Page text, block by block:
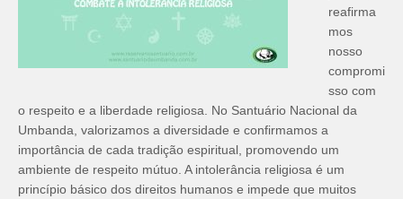
reafirma
mos
nosso
compromi
sso com
o respeito e a liberdade religiosa. No Santuário Nacional da
Umbanda, valorizamos a diversidade e confirmamos a
importância de cada tradição espiritual, promovendo um
ambiente de respeito mútuo. A intolerância religiosa é um
princípio básico dos direitos humanos e impede que muitos